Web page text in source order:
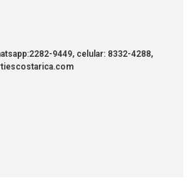
9449, celular: 8332-4288,